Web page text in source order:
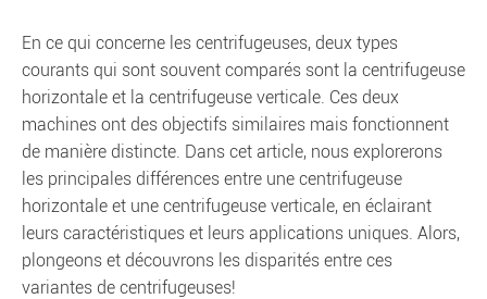
En ce qui concerne les centrifugeuses, deux types
courants qui sont souvent comparés sont la centrifugeuse
horizontale et la centrifugeuse verticale. Ces deux
machines ont des objectifs similaires mais fonctionnent
de manière distincte. Dans cet article, nous explorerons
les principales différences entre une centrifugeuse
horizontale et une centrifugeuse verticale, en éclairant
leurs caractéristiques et leurs applications uniques. Alors,
plongeons et découvrons les disparités entre ces
variantes de centrifugeuses!